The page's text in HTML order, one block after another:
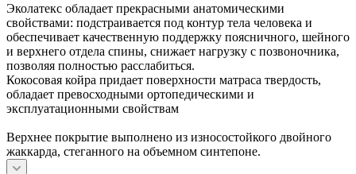
Эколатекс обладает прекрасными анатомическими
свойствами: подстраивается под контур тела человека и
обеспечивает качественную поддержку поясничного, шейного
и верхнего отдела спины, снижает нагрузку с позвоночника,
позволяя полностью расслабиться.
Кокосовая койра придает поверхности матраса твердость,
обладает превосходными ортопедическими и
эксплуатационными свойствам
Верхнее покрытие выполнено из износостойкого двойного
жаккарда, стеганного на объемном синтепоне.